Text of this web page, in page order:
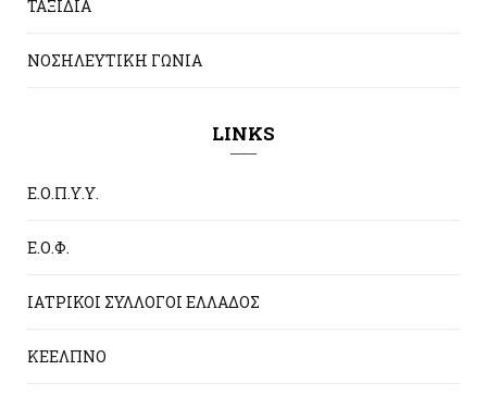
ΤΑΞΙΔΙΑ
ΝΟΣΗΛΕΥΤΙΚΗ ΓΩΝΙΑ
LINKS
Ε.Ο.Π.Υ.Υ.
Ε.Ο.Φ.
ΙΑΤΡΙΚΟΙ ΣΥΛΛΟΓΟΙ ΕΛΛΑΔΟΣ
ΚΕΕΛΠΝΟ